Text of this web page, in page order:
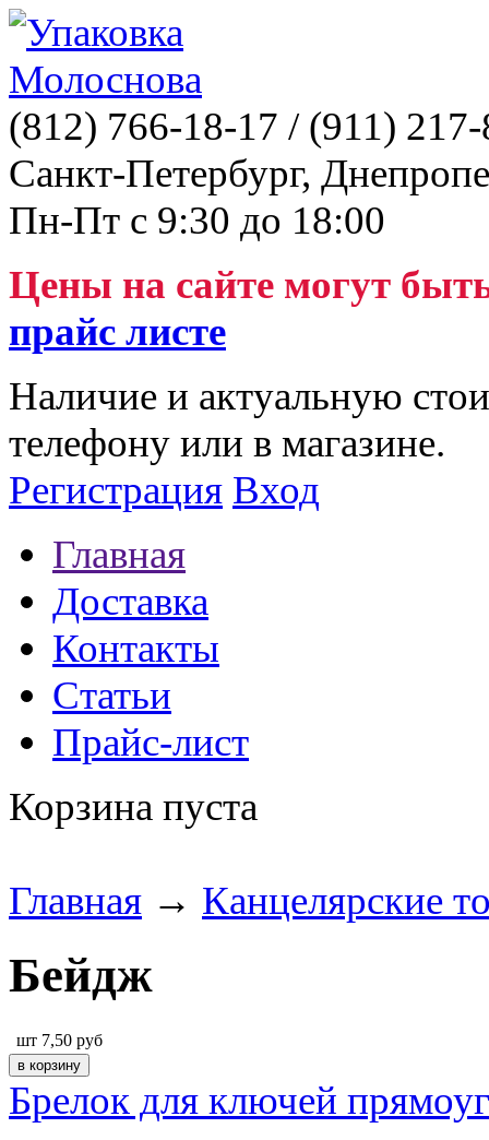
(812) 766-18-17 / (911)
Санкт-Петербург,
Пн-Пт с 9:30 до 18:00
Цены на сайте могут
прайс листе
Наличие и актуальную
телефону или в магазине.
Регистрация Вход
Главная
Доставка
Контакты
Статьи
Прайс-лист
Корзина пуста
Главная → Канцелярские
Бейдж
шт 7,50 руб
Брелок для ключей